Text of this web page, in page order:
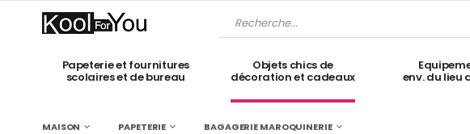
Papeterie et fournitures
scolaires et de bureau
Objets chics de
décoration et cadeaux env. du lieu
MAISON PAPETERIE BAGAGERIE MAROQUINERIE